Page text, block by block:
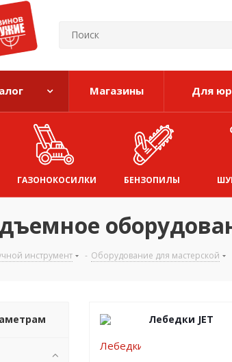
Магазины Для
ГАЗОНОКОСИЛКИ БЕНЗОПИЛЫ
инструмент - Оборудование для мастерской
Лебедки JET